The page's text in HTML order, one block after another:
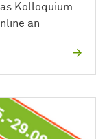
Kolloquium
an